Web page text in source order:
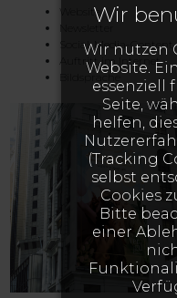
Website
Newsletter
Social-Media-Content
Auftritt im Internet
Bildsprache
Wir
Wir nutzen
Website.
essenziell
Seite,
helfen,
(Tracking
selbst
Cookies
Bitte
einer